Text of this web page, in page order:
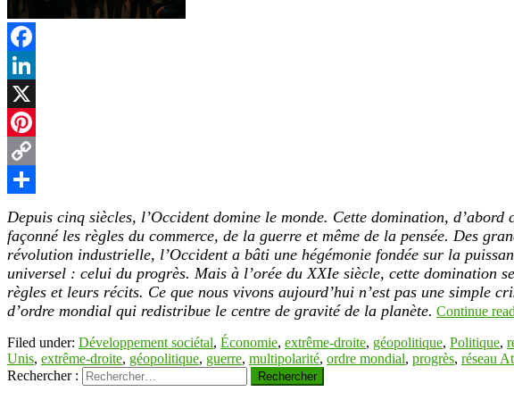
Facebook
LinkedIn
X
Pinterest
Copy
Depuis cinq siècles, l’Occident domine le monde. Cette domination,
façonné les règles du commerce, de la guerre et même de la pensée. Des
révolution industrielle, l’Occident a bâti une hégémonie fondée sur la
universel : celui du progrès. Mais à l’orée du XXIe siècle, cette domination
règles et leurs récits. Ce que nous vivons aujourd’hui n’est pas une simple
d’ordre mondial qui redistribue le centre de gravité de la planète. Continue
Filed under: Développement sociétal, Économie, extrême-droite, géopolitique, Politique,
Unis, extrême-droite, géopolitique, guerre, multipolarité, ordre mondial, progrès, réseau
Rechercher :